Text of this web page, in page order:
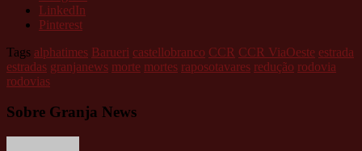
LinkedIn
Pinterest
Tags alphatimes Barueri castellobranco CCR CCR ViaOeste estrada
estradas granjanews morte mortes raposotavares redução rodovia
rodovias
Sobre Granja News